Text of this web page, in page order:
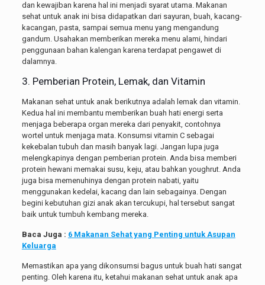
dan kewajiban karena hal ini menjadi syarat utama. Makanan
sehat untuk anak ini bisa didapatkan dari sayuran, buah, kacang-
kacangan, pasta, sampai semua menu yang mengandung
gandum. Usahakan memberikan mereka menu alami, hindari
penggunaan bahan kalengan karena terdapat pengawet di
dalamnya.
3. Pemberian Protein, Lemak, dan Vitamin
Makanan sehat untuk anak berikutnya adalah lemak dan vitamin.
Kedua hal ini membantu memberikan buah hati energi serta
menjaga beberapa organ mereka dari penyakit, contohnya
wortel untuk menjaga mata. Konsumsi vitamin C sebagai
kekebalan tubuh dan masih banyak lagi. Jangan lupa juga
melengkapinya dengan pemberian protein. Anda bisa memberi
protein hewani memakai susu, keju, atau bahkan youghrut. Anda
juga bisa memenuhinya dengan protein nabati, yaitu
menggunakan kedelai, kacang dan lain sebagainya. Dengan
begini kebutuhan gizi anak akan tercukupi, hal tersebut sangat
baik untuk tumbuh kembang mereka.
Baca Juga : 6 Makanan Sehat yang Penting untuk Asupan
Keluarga
Memastikan apa yang dikonsumsi bagus untuk buah hati sangat
penting. Oleh karena itu, ketahui makanan sehat untuk anak apa